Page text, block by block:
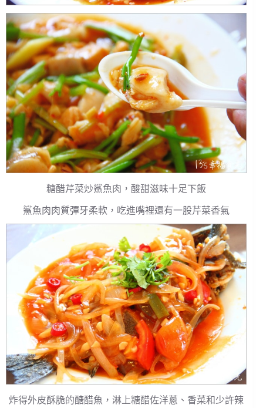
糖醋芹菜炒鯊魚肉，酸甜滋味十足下飯
鯊魚肉肉質彈牙柔軟，吃進嘴裡還有一股芹菜香氣
炸得外皮酥脆的醣醋魚，淋上糖醋佐洋蔥、香菜和少許辣